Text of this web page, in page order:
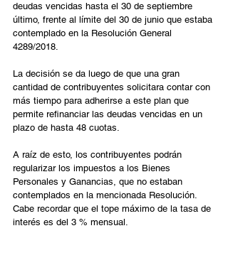
deudas vencidas hasta el 30 de septiembre
último, frente al límite del 30 de junio que estaba
contemplado en la Resolución General
4289/2018.
La decisión se da luego de que una gran
cantidad de contribuyentes solicitara contar con
más tiempo para adherirse a este plan que
permite refinanciar las deudas vencidas en un
plazo de hasta 48 cuotas.
A raíz de esto, los contribuyentes podrán
regularizar los impuestos a los Bienes
Personales y Ganancias, que no estaban
contemplados en la mencionada Resolución.
Cabe recordar que el tope máximo de la tasa de
interés es del 3 % mensual.